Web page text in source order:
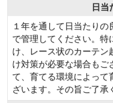
日当
１年を通して日当たり
で管理してください。特
け、レース状のカーテン
け対策が必要な場合もご
て、育てる環境によって
ざいます。その旨ご了承